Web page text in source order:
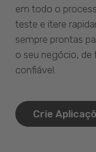
em todo o
teste e itere
sempre prontas
o seu negócio,
confiável.
Crie